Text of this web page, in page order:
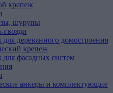
крепеж
шурупы
гвозди
деревянного домостроения
крепеж
для фасадных систем
анкеры и комплектующие